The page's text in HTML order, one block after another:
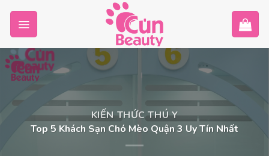
content
KIẾN THỨC THÚ Y
Top 5 Khách Sạn Chó Mèo Quận 3 Uy Tín Nhất